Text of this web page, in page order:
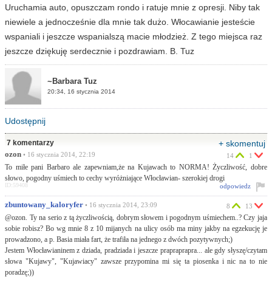
Uruchamia auto, opuszczam rondo i ratuje mnie z opresji. Niby tak
niewiele a jednocześnie dla mnie tak dużo. Włocawianie jesteście
wspaniali i jeszcze wspanialszą macie młodzież. Z tego miejsca raz
jeszcze dziękuję serdecznie i pozdrawiam. B. Tuz
~Barbara Tuz
20:34, 16 stycznia 2014
Udostępnij
7 komentarzy + skomentuj
ozon • 16 stycznia 2014, 22:19
To miłe pani Barbaro ale zapewniam,że na Kujawach to NORMA! Życzliwość, dobre
słowo, pogodny uśmiech to cechy wyróżniające Włocławian- szerokiej drogi
14 1
odpowiedz
ID:59408
zbuntowany_kaloryfer • 16 stycznia 2014, 23:09
@ozon. Ty na serio z tą życzliwością, dobrym słowem i pogodnym uśmiechem..? Czy jaja
sobie robisz? Bo wg mnie 8 z 10 mijanych na ulicy osób ma miny jakby na egzekucję je
prowadzono, a p. Basia miała fart, że trafiła na jednego z dwóch pozytywnych;)
Jestem Włocławianinem z dziada, pradziada i jeszcze prapraprapra... ale gdy słyszę/czytam
słowa "Kujawy", "Kujawiacy" zawsze przypomina mi się ta piosenka i nic na to nie
poradzę;))
8 13